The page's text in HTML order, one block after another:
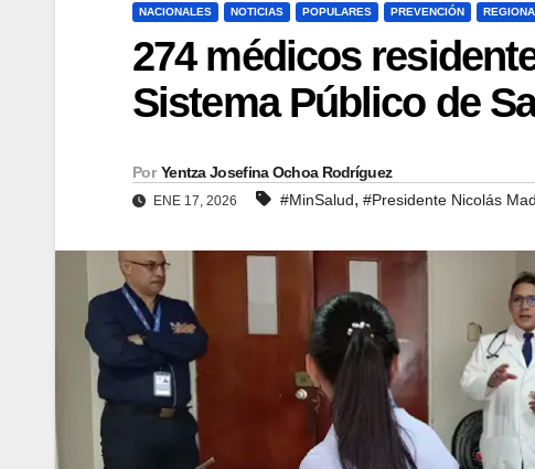
NACIONALES NOTICIAS POPULARES PREVENCIÓN
274 médicos
Sistema Público de
Por Yentza Josefina Ochoa Rodríguez
ENE 17, 2026 #MinSalud, #Presidente Nicolás